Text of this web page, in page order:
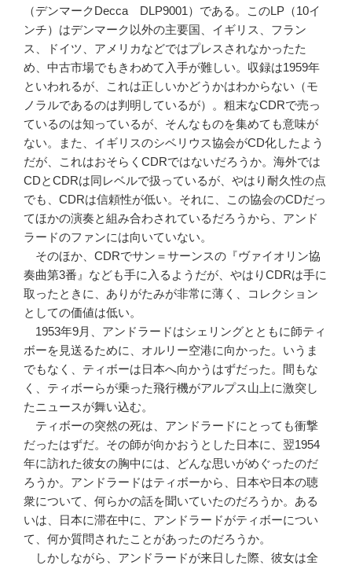
（デンマークDecca DLP9001）である。このLP（10イ
ンチ）はデンマーク以外の主要国、イギリス、フラン
ス、ドイツ、アメリカなどではプレスされなかったた
め、中古市場でもきわめて入手が難しい。収録は1959年
といわれるが、これは正しいかどうかはわからない（モ
ノラルであるのは判明しているが）。粗末なCDRで売っ
ているのは知っているが、そんなものを集めても意味が
ない。また、イギリスのシベリウス協会がCD化したよう
だが、これはおそらくCDRではないだろうか。海外では
CDとCDRは同レベルで扱っているが、やはり耐久性の点
でも、CDRは信頼性が低い。それに、この協会のCDだっ
てほかの演奏と組み合わされているだろうから、アンド
ラードのファンには向いていない。
そのほか、CDRでサン＝サーンスの『ヴァイオリン協
奏曲第3番』なども手に入るようだが、やはりCDRは手に
取ったときに、ありがたみが非常に薄く、コレクション
としての価値は低い。
1953年9月、アンドラードはシェリングとともに師ティ
ボーを見送るために、オルリー空港に向かった。いうま
でもなく、ティボーは日本へ向かうはずだった。間もな
く、ティボーらが乗った飛行機がアルプス山上に激突し
たニュースが舞い込む。
ティボーの突然の死は、アンドラードにとっても衝撃
だったはずだ。その師が向かおうとした日本に、翌1954
年に訪れた彼女の胸中には、どんな思いがめぐったのだ
ろうか。アンドラードはティボーから、日本や日本の聴
衆について、何らかの話を聞いていたのだろうか。ある
いは、日本に滞在中に、アンドラードがティボーについ
て、何か質問されたことがあったのだろうか。
しかしながら、アンドラードが来日した際、彼女は全